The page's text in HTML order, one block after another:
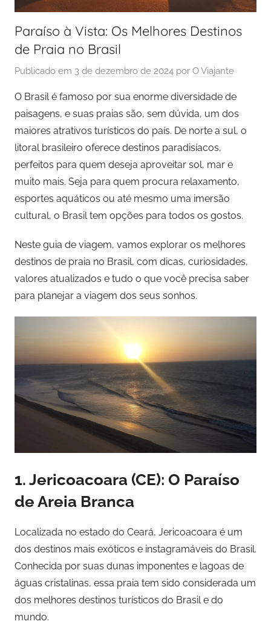
Paraíso à Vista: Os Melhores Destinos
de Praia no Brasil
Publicado em 3 de dezembro de 2024 por O Viajante
O Brasil é famoso por sua enorme diversidade de
paisagens, e suas praias são, sem dúvida, um dos
maiores atrativos turísticos do país. De norte a sul, o
litoral brasileiro oferece destinos paradisíacos,
perfeitos para quem deseja aproveitar sol, mar e
muito mais. Seja para quem procura relaxamento,
esportes aquáticos ou até mesmo uma imersão
cultural, o Brasil tem opções para todos os gostos.
Neste guia de viagem, vamos explorar os melhores
destinos de praia no Brasil, com dicas, curiosidades,
valores atualizados e tudo o que você precisa saber
para planejar a viagem dos seus sonhos.
1. Jericoacoara (CE): O Paraíso
de Areia Branca
Localizada no estado do Ceará, Jericoacoara é um
dos destinos mais exóticos e instagramáveis do Brasil.
Conhecida por suas dunas imponentes e lagoas de
águas cristalinas, essa praia tem sido considerada um
dos melhores destinos turísticos do Brasil e do
mundo.